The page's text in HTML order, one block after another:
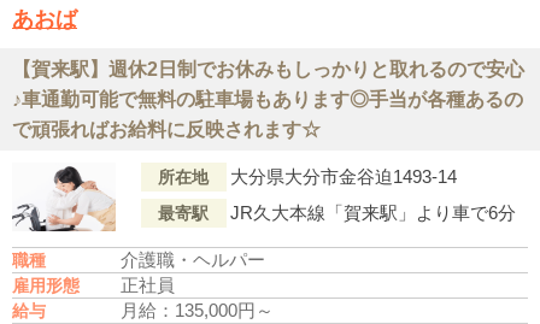
あおば
【賀来駅】週休2日制でお休みもしっかりと取れるので安心
♪車通勤可能で無料の駐車場もあります◎手当が各種あるの
で頑張ればお給料に反映されます☆
所在地 大分県大分市金谷迫1493-14
最寄駅 JR久大本線「賀来駅」より車で6分
職種 介護職・ヘルパー
雇用形態 正社員
給与 月給：135,000円～